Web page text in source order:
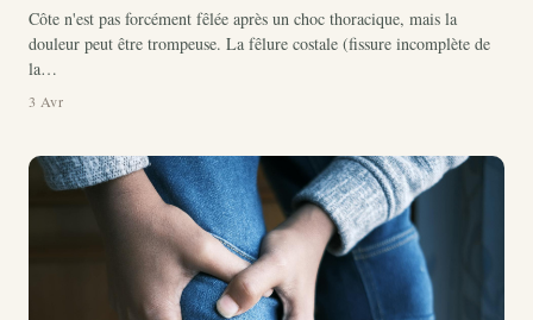
Côte n'est pas forcément fêlée après un choc thoracique, mais la
douleur peut être trompeuse. La fêlure costale (fissure incomplète de
la…
3 Avr